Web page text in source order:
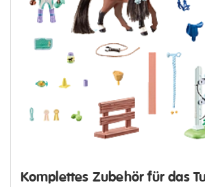
Komplettes Zubehör für das